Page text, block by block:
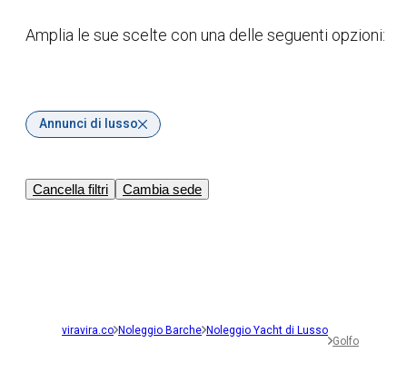
Amplia le sue scelte con una delle seguenti opzioni:
Annunci di lusso
Cancella filtri Cambia sede
viravira.co Noleggio Barche Noleggio Yacht di Lusso
Golfo